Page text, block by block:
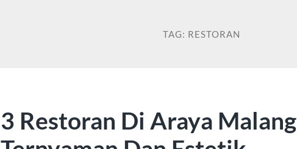
TAG: RESTORAN
3 Restoran Di Araya Malang